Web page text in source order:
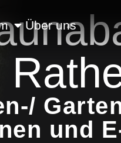
Über uns
und